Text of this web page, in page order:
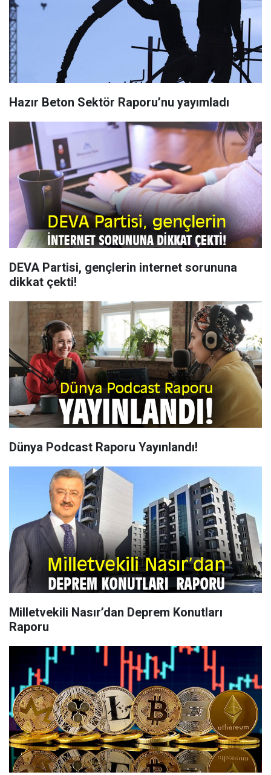
Hazır Beton Sektör Raporu’nu yayımladı
DEVA Partisi, gençlerin internet sorununa
dikkat çekti!
Dünya Podcast Raporu Yayınlandı!
Milletvekili Nasır’dan Deprem Konutları
Raporu